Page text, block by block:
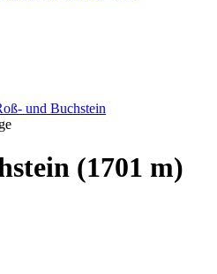
und Buchstein
(1701 m)